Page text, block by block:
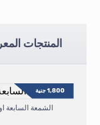
المنتجات
الشمعة السابعة
1,800جنية